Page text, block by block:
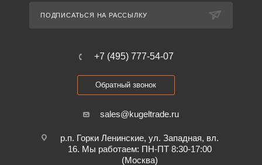
ПОДПИСАТЬСЯ НА РАССЫЛКУ
+7 (495) 777-54-07
Обратный звонок
sales@kugeltrade.ru
р.п. Горки Ленинские, ул. Западная, вл.
16. Мы работаем: ПН-ПТ 8:30-17:00
(Москва)